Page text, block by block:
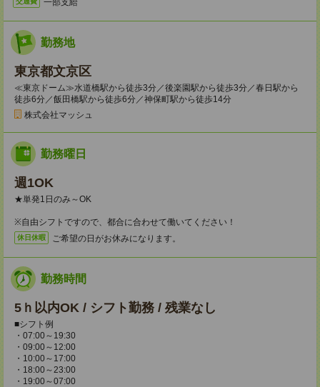
勤務地
東京都文京区
≪東京ドーム≫水道橋駅から徒歩3分／後楽園駅から徒歩3分／春日駅から
徒歩6分／飯田橋駅から徒歩6分／神保町駅から徒歩14分
株式会社マッシュ
勤務曜日
週1OK
★単発1日のみ～OK
※自由シフトですので、都合に合わせて働いてください！
休日休暇 ご希望の日がお休みになります。
勤務時間
5ｈ以内OK / シフト勤務 / 残業なし
■シフト例
・07:00～19:30
・09:00～12:00
・10:00～17:00
・18:00～23:00
・19:00～07:00